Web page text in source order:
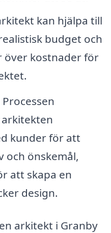
kan hjälpa till
budget och
över kostnader för
Processen
kunder för att
och önskemål,
att skapa en
design.
arkitekt i Granby